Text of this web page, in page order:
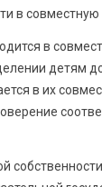
в совместную
в
детям
в их